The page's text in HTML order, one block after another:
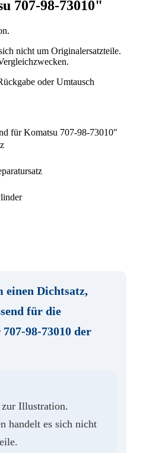
707-98-73010"
nicht um Originalersatzteile.
oder Umtausch
für Komatsu 707-98-73010"
einen Dichtsatz,
für die
707-98-73010 der
Illustration.
handelt es sich nicht